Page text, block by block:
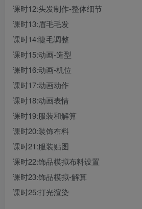
课时12:头发制作-整体细节
课时13:眉毛毛发
课时14:睫毛调整
课时15:动画-造型
课时16:动画-机位
课时17:动画动作
课时18:动画表情
课时19:服装和解算
课时20:装饰布料
课时21:服装贴图
课时22:饰品模拟布料设置
课时23:饰品模拟-解算
课时25:打光渲染